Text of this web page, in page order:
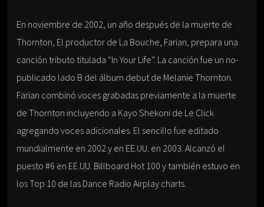
En noviembre de 2002, un año después de la muerte de
Thornton, El productor de La Bouche, Farian, prepara una
canción tributo titulada “In Your Life”. La canción fue un no-
publicado lado B del álbum debut de Melanie Thornton.
Farian combinó voces grabadas previamente a la muerte
de Thornton incluyendo a Kayo Shekoni de Le Click
agregando voces adicionales. El sencillo fue editado
mundialmente en 2002 y en EE.UU. en 2003. Alcanzó el
puesto #6 en EE.UU. Billboard Hot 100 y también estuvo en
los Top 10 de las Dance Radio Airplay charts.